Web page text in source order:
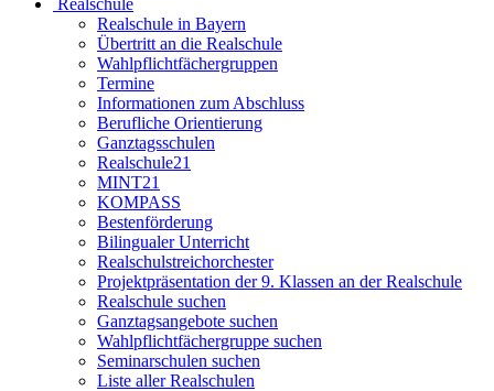
Realschule
Realschule in Bayern
Übertritt an die Realschule
Wahlpflichtfächergruppen
Termine
Informationen zum Abschluss
Berufliche Orientierung
Ganztagsschulen
Realschule21
MINT21
KOMPASS
Bestenförderung
Bilingualer Unterricht
Realschulstreichorchester
Projektpräsentation der 9. Klassen an der Realschule
Realschule suchen
Ganztagsangebote suchen
Wahlpflichtfächergruppe suchen
Seminarschulen suchen
Liste aller Realschulen